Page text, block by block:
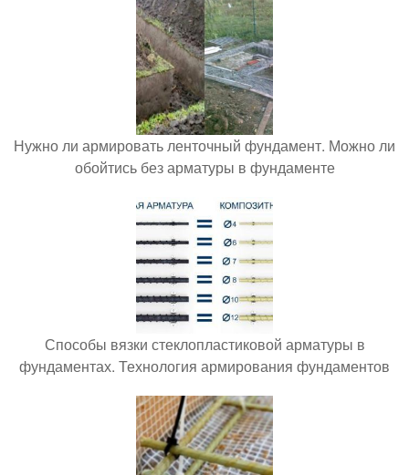
Нужно ли армировать ленточный фундамент. Можно ли
обойтись без арматуры в фундаменте
Способы вязки стеклопластиковой арматуры в
фундаментах. Технология армирования фундаментов